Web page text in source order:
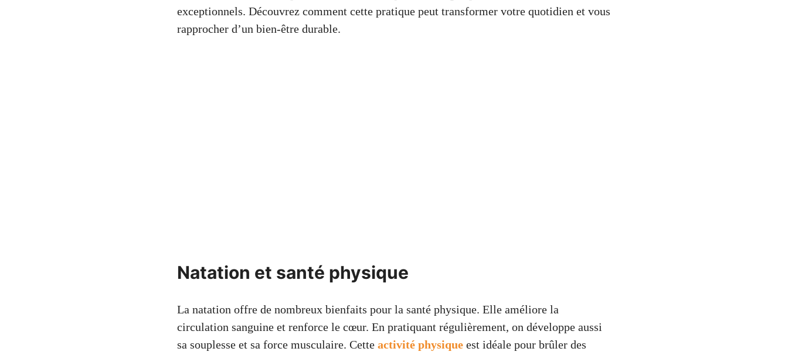
exceptionnels. Découvrez comment cette pratique peut transformer votre quotidien et vous
rapprocher d’un bien-être durable.
Natation et santé physique
La natation offre de nombreux bienfaits pour la santé physique. Elle améliore la
circulation sanguine et renforce le cœur. En pratiquant régulièrement, on développe aussi
sa souplesse et sa force musculaire. Cette activité physique est idéale pour brûler des